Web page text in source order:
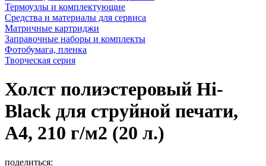
Термоузлы и комплектующие
Средства и материалы для сервиса
Матричные картриджи
Заправочные наборы и комплекты
Фотобумага, пленка
Творческая серия
Холст полиэстеровый Hi-
Black для струйной печати,
А4, 210 г/м2 (20 л.)
поделиться: